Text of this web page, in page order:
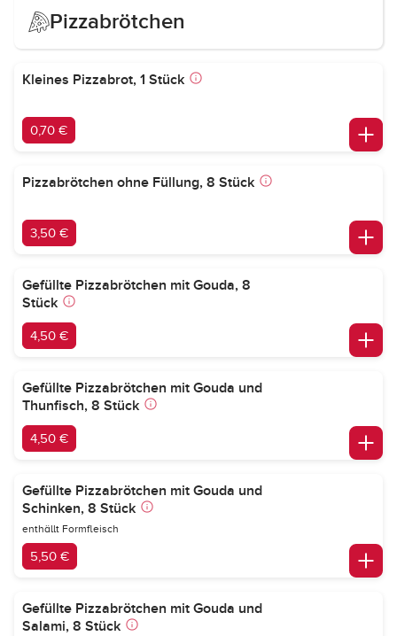
Pizzabrötchen
Kleines Pizzabrot, 1 Stück
0,70 €
Pizzabrötchen ohne Füllung, 8 Stück
3,50 €
Gefüllte Pizzabrötchen mit Gouda, 8
Stück
4,50 €
Gefüllte Pizzabrötchen mit Gouda und
Thunfisch, 8 Stück
4,50 €
Gefüllte Pizzabrötchen mit Gouda und
Schinken, 8 Stück
enthällt Formfleisch
5,50 €
Gefüllte Pizzabrötchen mit Gouda und
Salami, 8 Stück